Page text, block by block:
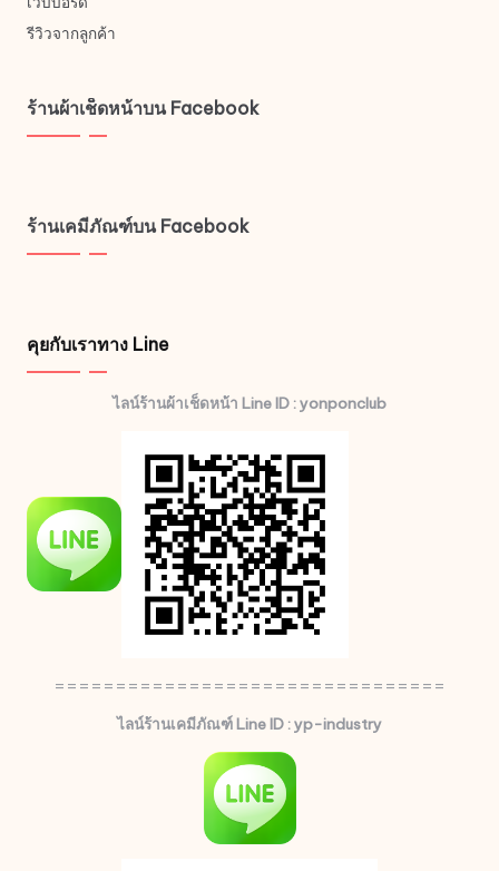
รีวิวจากลูกค้า
ร้านผ้าเช็ดหน้าบน Facebook
ร้านเคมีภัณฑ์บน Facebook
คุยกับเราทาง Line
ไลน์ร้านผ้าเช็ดหน้า Line ID : yonponclub
================================
ไลน์ร้านเคมีภัณฑ์ Line ID : yp-industry